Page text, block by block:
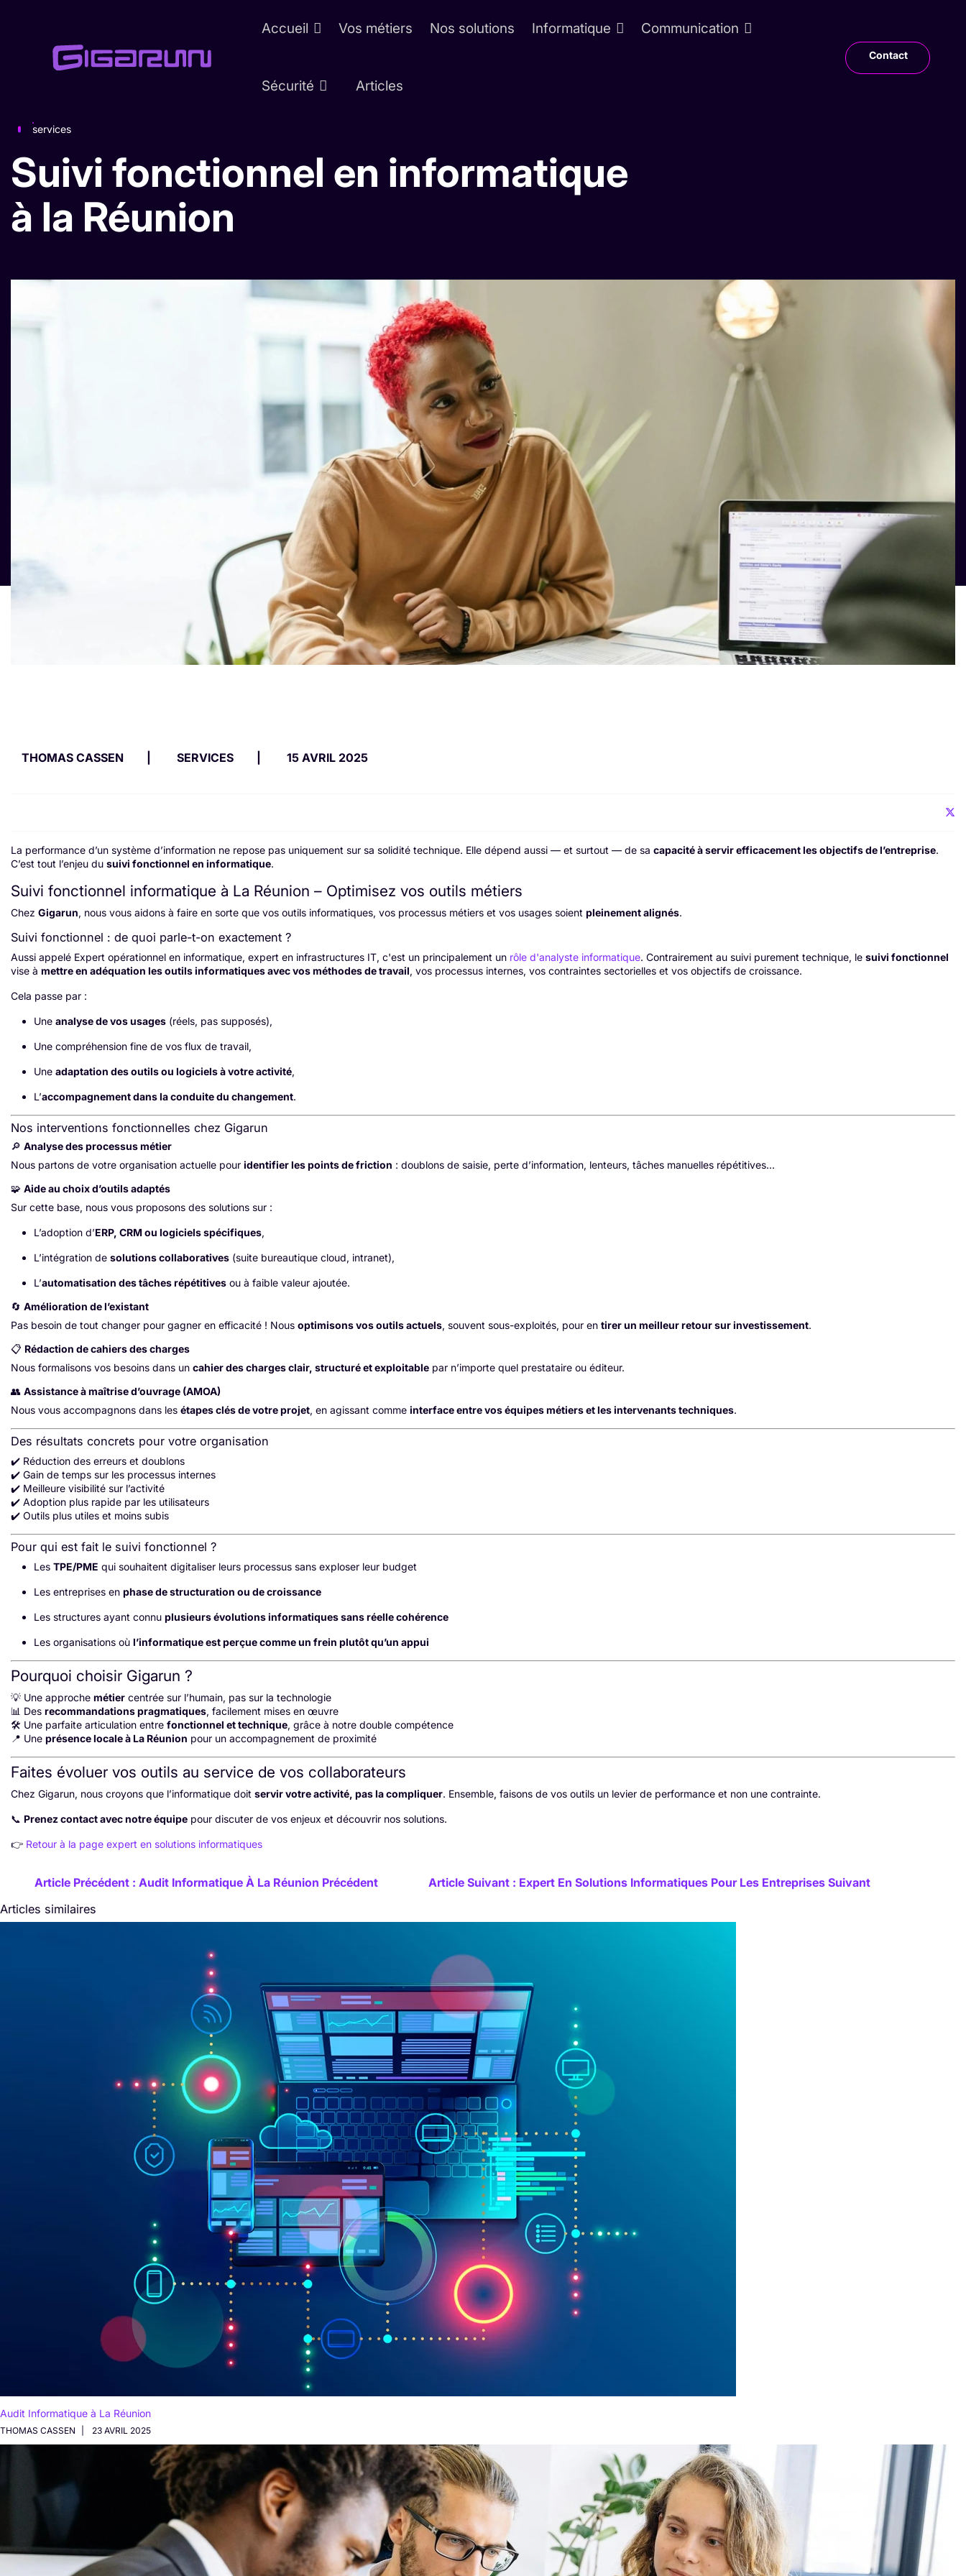
Accueil Vos métiers Nos solutions Informatique Communication
Sécurité Articles
Contact
services
Suivi fonctionnel en informatique
à la Réunion
THOMAS CASSEN SERVICES 15 AVRIL 2025
La performance d’un système d’information ne repose pas uniquement sur sa solidité technique. Elle dépend aussi — et surtout — de sa capacité à servir efficacement les objectifs de l’entreprise.
C’est tout l’enjeu du suivi fonctionnel en informatique.
Suivi fonctionnel informatique à La Réunion – Optimisez vos outils métiers
Chez Gigarun, nous vous aidons à faire en sorte que vos outils informatiques, vos processus métiers et vos usages soient pleinement alignés.
Suivi fonctionnel : de quoi parle-t-on exactement ?
Aussi appelé Expert opérationnel en informatique, expert en infrastructures IT, c'est un principalement un rôle d'analyste informatique. Contrairement au suivi purement technique, le suivi fonctionnel
vise à mettre en adéquation les outils informatiques avec vos méthodes de travail, vos processus internes, vos contraintes sectorielles et vos objectifs de croissance.
Cela passe par :
Une analyse de vos usages (réels, pas supposés),
Une compréhension fine de vos flux de travail,
Une adaptation des outils ou logiciels à votre activité,
L’accompagnement dans la conduite du changement.
Nos interventions fonctionnelles chez Gigarun
🔎 Analyse des processus métier
Nous partons de votre organisation actuelle pour identifier les points de friction : doublons de saisie, perte d’information, lenteurs, tâches manuelles répétitives...
🧩 Aide au choix d’outils adaptés
Sur cette base, nous vous proposons des solutions sur :
L’adoption d’ERP, CRM ou logiciels spécifiques,
L’intégration de solutions collaboratives (suite bureautique cloud, intranet),
L’automatisation des tâches répétitives ou à faible valeur ajoutée.
🔄 Amélioration de l’existant
Pas besoin de tout changer pour gagner en efficacité ! Nous optimisons vos outils actuels, souvent sous-exploités, pour en tirer un meilleur retour sur investissement.
📋 Rédaction de cahiers des charges
Nous formalisons vos besoins dans un cahier des charges clair, structuré et exploitable par n’importe quel prestataire ou éditeur.
👥 Assistance à maîtrise d’ouvrage (AMOA)
Nous vous accompagnons dans les étapes clés de votre projet, en agissant comme interface entre vos équipes métiers et les intervenants techniques.
Des résultats concrets pour votre organisation
✔️ Réduction des erreurs et doublons
✔️ Gain de temps sur les processus internes
✔️ Meilleure visibilité sur l’activité
✔️ Adoption plus rapide par les utilisateurs
✔️ Outils plus utiles et moins subis
Pour qui est fait le suivi fonctionnel ?
Les TPE/PME qui souhaitent digitaliser leurs processus sans exploser leur budget
Les entreprises en phase de structuration ou de croissance
Les structures ayant connu plusieurs évolutions informatiques sans réelle cohérence
Les organisations où l’informatique est perçue comme un frein plutôt qu’un appui
Pourquoi choisir Gigarun ?
💡 Une approche métier centrée sur l’humain, pas sur la technologie
📊 Des recommandations pragmatiques, facilement mises en œuvre
🛠️ Une parfaite articulation entre fonctionnel et technique, grâce à notre double compétence
📍 Une présence locale à La Réunion pour un accompagnement de proximité
Faites évoluer vos outils au service de vos collaborateurs
Chez Gigarun, nous croyons que l’informatique doit servir votre activité, pas la compliquer. Ensemble, faisons de vos outils un levier de performance et non une contrainte.
📞 Prenez contact avec notre équipe pour discuter de vos enjeux et découvrir nos solutions.
👉 Retour à la page expert en solutions informatiques
Article Précédent : Audit Informatique À La Réunion Précédent Article Suivant : Expert En Solutions Informatiques Pour Les Entreprises Suivant
Articles similaires
Audit Informatique à La Réunion
THOMAS CASSEN 23 AVRIL 2025